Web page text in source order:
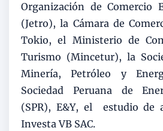
Organización de Comercio
(Jetro), la Cámara de
Tokio, el Ministerio de
Turismo (Mincetur), la
Minería, Petróleo y
Sociedad Peruana de
(SPR), E&Y, el estudio de
Investa VB SAC.